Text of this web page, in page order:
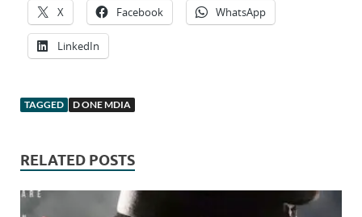
X Facebook WhatsApp
LinkedIn
TAGGED D ONE MDIA
RELATED POSTS